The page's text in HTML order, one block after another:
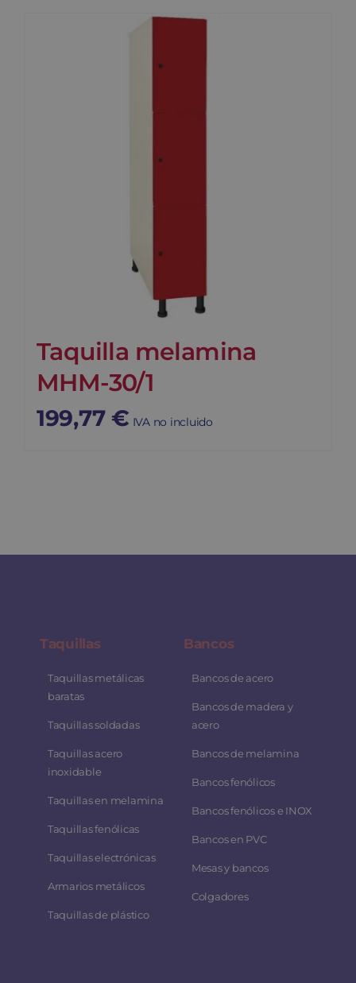
Taquilla melamina
MHM-30/1
199,77 € IVA no incluido
Taquillas
Taquillas metálicas
baratas
Taquillas soldadas
Taquillas acero
inoxidable
Taquillas en melamina
Taquillas fenólicas
Taquillas electrónicas
Armarios metálicos
Taquillas de plástico
Bancos
Bancos de acero
Bancos de madera y
acero
Bancos de melamina
Bancos fenólicos
Bancos fenólicos e INOX
Bancos en PVC
Mesas y bancos
Colgadores